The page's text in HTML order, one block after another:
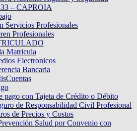
– CAPROIA
Servicios Profesionales
Profesionales
Matricula
Electronicos
Bancaria
pago con Tajeta de Crédito o Débito
de Responsabilidad Civil Profesional
de Precios y Costos
Salud por Convenio con